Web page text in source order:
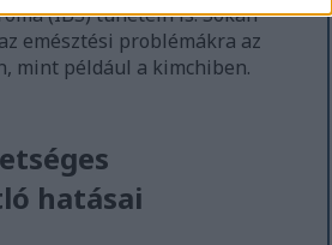
(IBS) tünetein is. Sokan
emésztési problémákra az
mint például a kimchiben.
hatásai